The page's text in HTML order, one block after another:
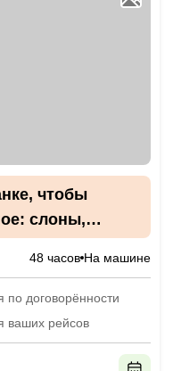
чтобы
слоны,
48 часов На машине
договорённости
ваших рейсов